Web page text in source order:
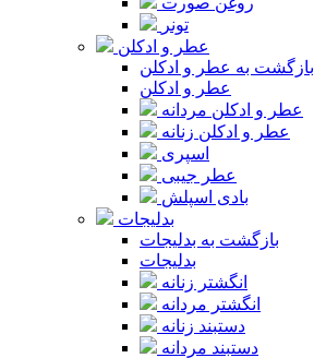
تونر
عطر و ادکلن
بازگشت به عطر و ادکلن
عطر و ادکلن
عطر و ادکلن مردانه
عطر و ادکلن زنانه
اسپری
عطر جیبی
بادی اسپلش
بدلیجات
بازگشت به بدلیجات
بدلیجات
انگشتر زنانه
انگشتر مردانه
دستبند زنانه
دستبند مردانه